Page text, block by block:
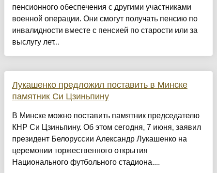
пенсионного обеспечения с другими участниками
военной операции. Они смогут получать пенсию по
инвалидности вместе с пенсией по старости или за
выслугу лет...
Лукашенко предложил поставить в Минске
памятник Си Цзиньпину
В Минске можно поставить памятник председателю
КНР Си Цзиньпину. Об этом сегодня, 7 июня, заявил
президент Белоруссии Александр Лукашенко на
церемонии торжественного открытия
Национального футбольного стадиона....